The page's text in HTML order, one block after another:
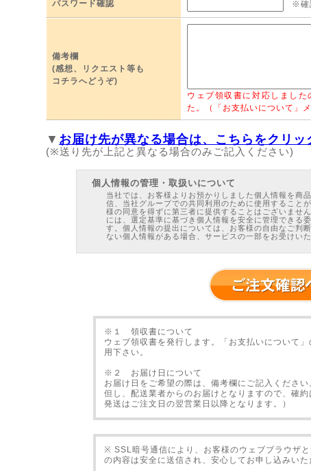
パスワード確認 ※確
備考欄
(感想、リクエスト等も
コチラへどうぞ)
ウェブ領収書に対応しまし
た。（「お支払いについて」
▼ お届け先が異なる場合は、こちらをクリッ
(※送り先が上記と異なる場合のみご記入ください)
個人情報の管理・取扱いについて
当社では、お客様よりお預かりしました個人情報を商
信、当社グループでの共同利用のために使用すること
様の同意を得ずに第三者に提供することはございませ
には、選定基準に基づき個人情報を安全に管理できる
す。個人情報の提出については、お客様の自由なご判
ない個人情報がある場合、サービスの一部をお受けい
Cookieについて
お客様が本サイトをご利用する過程で、サイト運営の
す。「Cookie情報」とは、Cookieという業界標準の
ユーザーのコンピューターのハードディスクに転送す
選択した情報を保存することにより、Webをさらに役
ターを識別することはできますが、ユーザー自身を識
その場合ウェブサイトを十分に活用できなくなる可能
DVDの使用許諾契約について
本教材の著作権は、㈱医療情報研究所及び著作者にあ
許可無く本教材の一部、または全部を複製及び転載す
ビデオや電子メディア、メール、メールマガジン、オ
ト上で公開することを禁止します。
万一上記の禁止行為を発見した場合は、日本国の法律
違約発見時の本教材の販売価格と適正な損害賠償額を
た場合は、直ちにご連絡頂けましたら幸いです。
本教材内の情報をご覧になった時点で、上記の免責事
負うものではありません。また、各種法律には十分ご
返品について
動作不良による返品の場合は、弊社カスタマーサポ
※１ 領収書について
ウェブ領収書を発行します。「お支払いについて
用下さい。
※２ お届け日について
お届け日をご希望の際は、備考欄にご記入ください
但し、配送業者からのお届けとなりますので、確
発送はご注文日の翌営業日以降となります。）
※ SSL暗号通信により、お客様のウェブブラウザ
の内容は安全に送信され、安心してお申し込みいた